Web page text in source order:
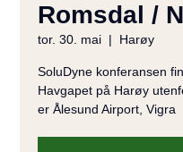
Romsdal /
tor. 30. mai
  |
Harøy
SoluDyne konferansen
Havgapet på Harøy
er Ålesund Airport, Vigra